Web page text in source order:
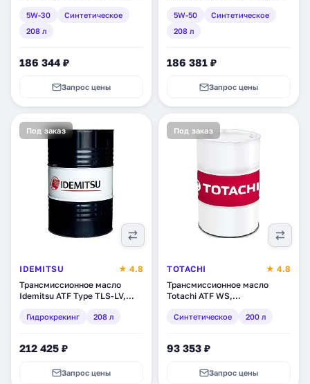
5W-30
Синтетическое
208 л
186 344 ₽
Запрос цены
5W-50
Синтетическое
208 л
186 381 ₽
Запрос цены
Под заказ
IDEMITSU
★ 4.8
Трансмиссионное масло
Idemitsu ATF Type TLS-LV,
(30040096-951)
Гидрокрекинг 208 л
212 425 ₽
Запрос цены
Под заказ
TOTACHI
★ 4.8
Трансмиссионное масло
Totachi ATF WS,
(4562374691322)
Синтетическое 200 л
93 353 ₽
Запрос цены